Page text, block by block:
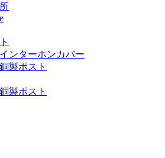
ンターホンカバー
製ポスト
製ポスト